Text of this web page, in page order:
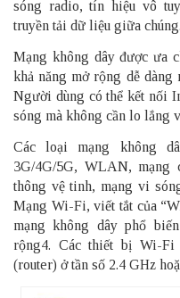
sóng radio, tín hiệu vô
truyền tải dữ liệu giữa chúng.
Mạng không dây được ưa
khả năng mở rộng dễ dàng
Người dùng có thể kết nối
sóng mà không cần lo lắng
Các loại mạng không
3G/4G/5G, WLAN, mạng
thông vệ tinh, mạng vi
Mạng Wi-Fi, viết tắt của
mạng không dây phổ
rộng4. Các thiết bị Wi-
(router) ở tần số 2.4 GHz